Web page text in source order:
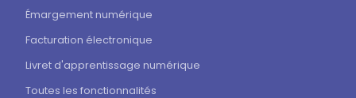
Émargement numérique
Facturation électronique
Livret d'apprentissage numérique
Toutes les fonctionnalités